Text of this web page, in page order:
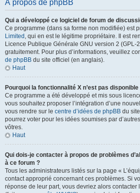
À propos de phpBB
Qui a développé ce logiciel de forum de
Ce programme (dans sa forme non modifiée) est
Limited , qui en est le légitime propriétaire. Il est
Licence Publique Générale GNU version 2 (GPL-
gratuitement. Pour plus d’informations, veuillez
de phpBB du site officiel (en anglais).
Haut
Pourquoi la fonctionnalité X n’est pas disponible
Ce programme a été développé et mis sous
vous souhaitez proposer l’intégration d’une
vous rendre sur le centre d’idées de phpBB du
pourrez voter pour les idées soumises par
vôtres.
Haut
Qui dois-je contacter à propos de problèmes
à ce forum ?
Tous les administrateurs listés sur la page «
contact approprié concernant ces problèmes. Si
réponse de leur part, vous devriez alors contacter